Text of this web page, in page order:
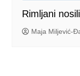
Rimljani
Maja Miljević-